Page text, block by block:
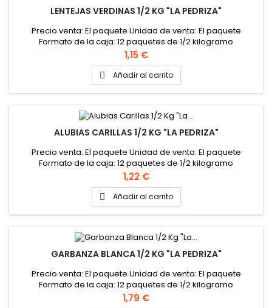
LENTEJAS VERDINAS 1/2 KG "LA PEDRIZA"
Precio venta: El paquete Unidad de venta: El paquete
Formato de la caja: 12 paquetes de 1/2 kilogramo
Precio
1,15 €
 Añadir al carrito
ALUBIAS CARILLAS 1/2 KG "LA PEDRIZA"
Precio venta: El paquete Unidad de venta: El paquete
Formato de la caja: 12 paquetes de 1/2 kilogramo
Precio
1,22 €
 Añadir al carrito
GARBANZA BLANCA 1/2 KG "LA PEDRIZA"
Precio venta: El paquete Unidad de venta: El paquete
Formato de la caja: 12 paquetes de 1/2 kilogramo
Precio
1,79 €